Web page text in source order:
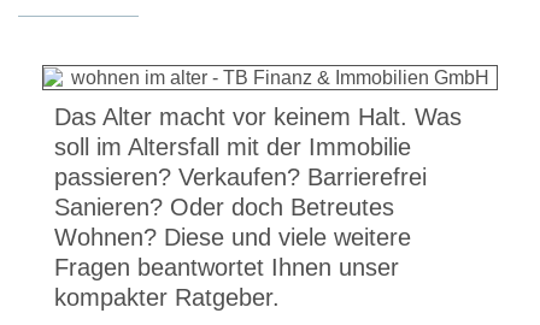
Das Alter macht vor keinem Halt. Was
soll im Altersfall mit der Immobilie
passieren? Verkaufen? Barrierefrei
Sanieren? Oder doch Betreutes
Wohnen? Diese und viele weitere
Fragen beantwortet Ihnen unser
kompakter Ratgeber.